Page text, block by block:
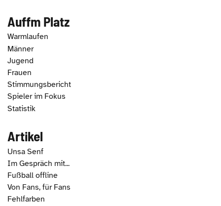
Auffm Platz
Warmlaufen
Männer
Jugend
Frauen
Stimmungsbericht
Spieler im Fokus
Statistik
Artikel
Unsa Senf
Im Gespräch mit...
Fußball offline
Von Fans, für Fans
Fehlfarben